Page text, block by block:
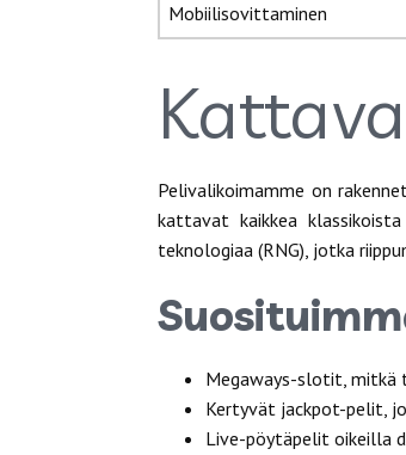
Mobiilisovittaminen
Pelivalikoimamme on
kattavat kaikkea
teknologiaa (RNG), jotka
Megaways-slotit,
Kertyvät jackpot-pelit,
Live-pöytäpelit oikeilla